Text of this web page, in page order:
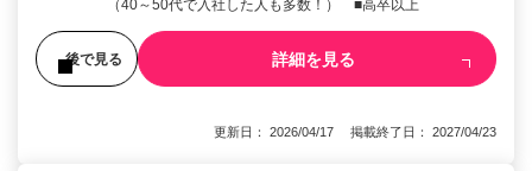
（40～50代で入社した人も多数！） ■高卒以上
後で見る 詳細を見る
更新日： 2026/04/17 掲載終了日： 2027/04/23